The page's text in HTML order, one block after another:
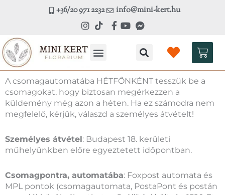
+36/20 971 2232 info@mini-kert.hu
A csomagautomatába HÉTFŐNKÉNT tesszük be a
csomagokat, hogy biztosan megérkezzen a
küldemény még azon a héten. Ha ez számodra nem
megfelelő, kérjük, válaszd a személyes átvételt!
Személyes átvétel: Budapest 18. kerületi
műhelyünkben előre egyeztetett időpontban.
Csomagpontra, automatába: Foxpost automata és
MPL pontok (csomagautomata, PostaPont és postán